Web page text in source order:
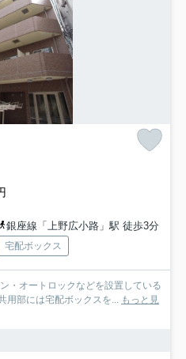
銀座線「上野広小路」駅 徒歩3分
宅配ボックス
・オートロックなどを設置している
用部には宅配ボックスを... もっと見